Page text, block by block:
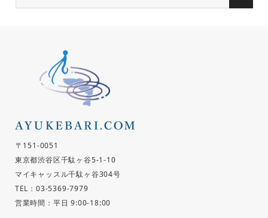
〒151-0051
東京都渋谷区千駄ヶ谷5-1-10
マイキャッスル千駄ヶ谷304号
TEL：03-5369-7979
営業時間：平日 9:00-18:00